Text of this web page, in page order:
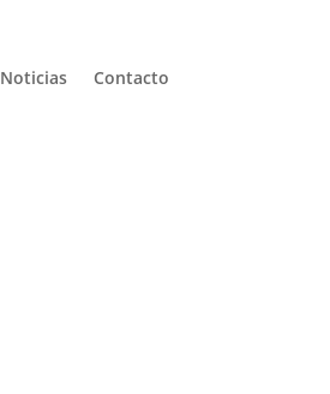
Noticias Contacto